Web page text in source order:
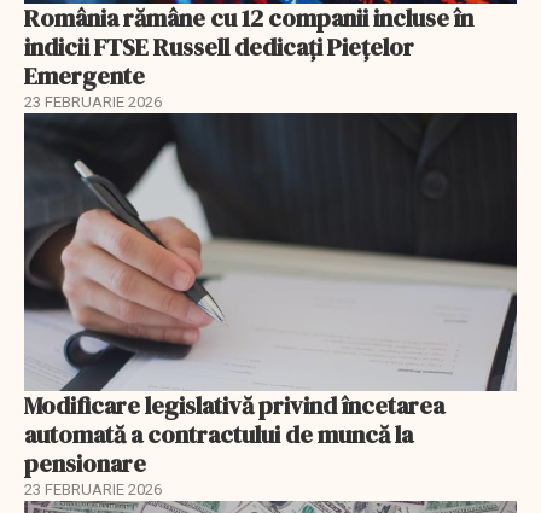
România rămâne cu 12 companii incluse în
indicii FTSE Russell dedicați Piețelor
Emergente
23 FEBRUARIE 2026
Modificare legislativă privind încetarea
automată a contractului de muncă la
pensionare
23 FEBRUARIE 2026